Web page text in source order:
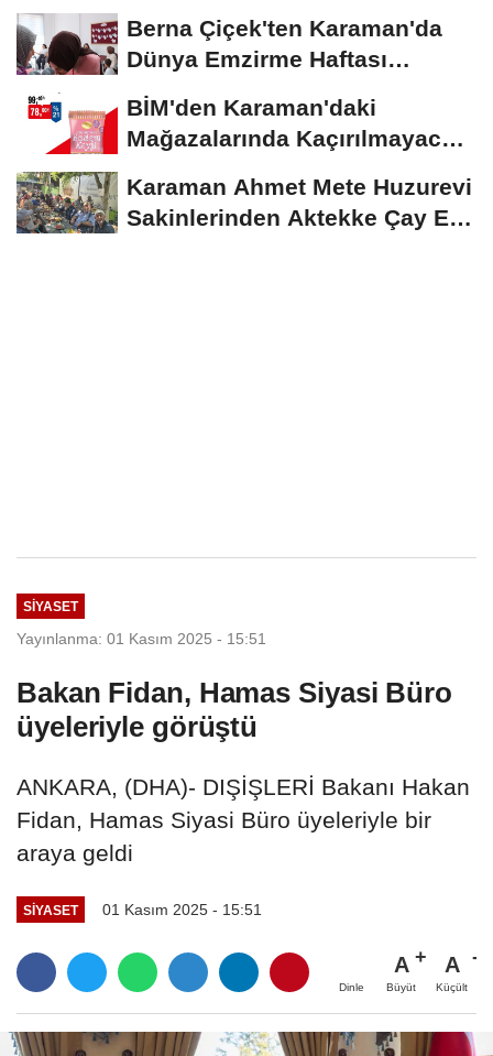
Berna Çiçek'ten Karaman'da
Dünya Emzirme Haftası
Etkinliğine Ziyaret
BİM'den Karaman'daki
Mağazalarında Kaçırılmayacak
Karaman Ahmet Mete Huzurevi
Sakinlerinden Aktekke Çay Evi
SIYASET
Yayınlanma: 01 Kasım 2025 - 15:51
Bakan Fidan, Hamas Siyasi Büro
üyeleriyle görüştü
ANKARA, (DHA)- DIŞİŞLERİ Bakanı Hakan
Fidan, Hamas Siyasi Büro üyeleriyle bir
araya geldi
SIYASET 01 Kasım 2025 - 15:51
Dinle
A
Büyüt
A
Küçült